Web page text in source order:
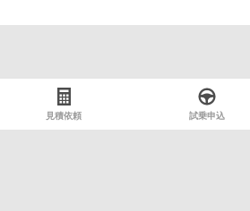
見積依頼 試乗申込